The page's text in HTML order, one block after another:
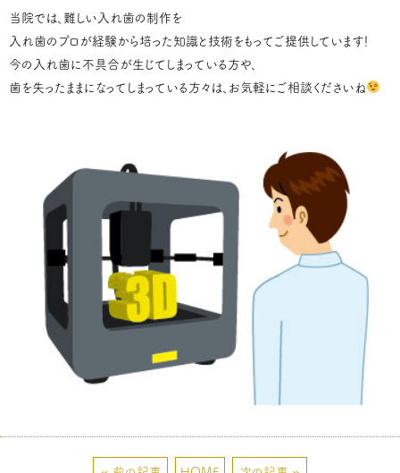
当院では、難しい入れ歯の制作を
入れ歯のプロが経験から培った知識と技術をもってご提供しています！
今の入れ歯に不具合が生じてしまっている方や、
歯を失ったままになってしまっている方々は、お気軽にご相談くださいね